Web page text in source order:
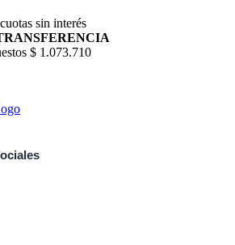
sin interés
$ 1.073.710